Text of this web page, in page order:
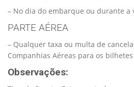
– No dia do embarque ou durante a
PARTE AÉREA
– Qualquer taxa ou multa de
Companhias Aéreas para os
Observações: